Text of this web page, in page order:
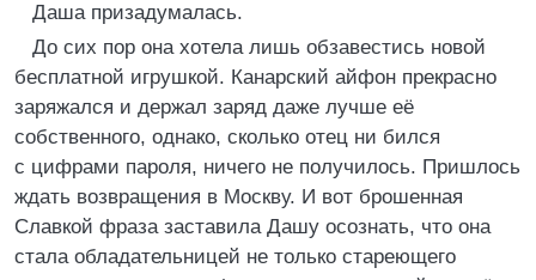
Даша призадумалась.
До сих пор она хотела лишь обзавестись новой
бесплатной игрушкой. Канарский айфон прекрасно
заряжался и держал заряд даже лучше её
собственного, однако, сколько отец ни бился
с цифрами пароля, ничего не получилось. Пришлось
ждать возвращения в Москву. И вот брошенная
Славкой фраза заставила Дашу осознать, что она
стала обладательницей не только стареющего